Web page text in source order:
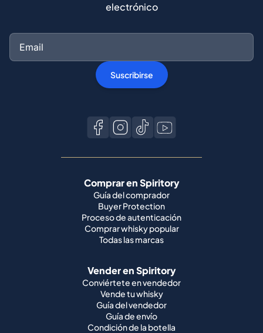
electrónico
Suscribirse
Comprar en Spiritory
Guía del comprador
Buyer Protection
Proceso de autenticación
Comprar whisky popular
Todas las marcas
Vender en Spiritory
Conviértete en vendedor
Vende tu whisky
Guía del vendedor
Guía de envío
Condición de la botella